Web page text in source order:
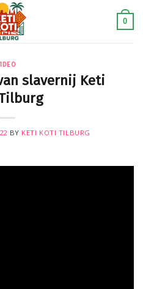
0
slavernij Keti
BY KETI KOTI TILBURG